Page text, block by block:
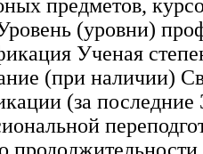
предметов,
(уровни)
Ученая
(при наличии)
(за последние